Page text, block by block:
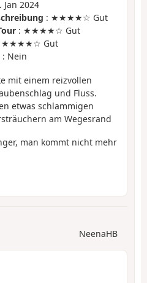
Jan 2024
: ★★★★☆ Gut
: ★★★★☆ Gut
★★★★☆ Gut
: Nein
mit einem reizvollen
und Fluss.
etwas schlammigen
am Wegesrand
man kommt nicht mehr
NeenaHB